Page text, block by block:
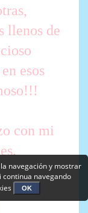
llenos de
esos
con mi
navegación y mostrar
continua navegando
OK